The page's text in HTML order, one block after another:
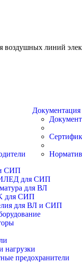
воздушных линий
Документация
СИП
для СИП
для ВЛ
для СИП
для ВЛ и СИП
нагрузки
предохранители